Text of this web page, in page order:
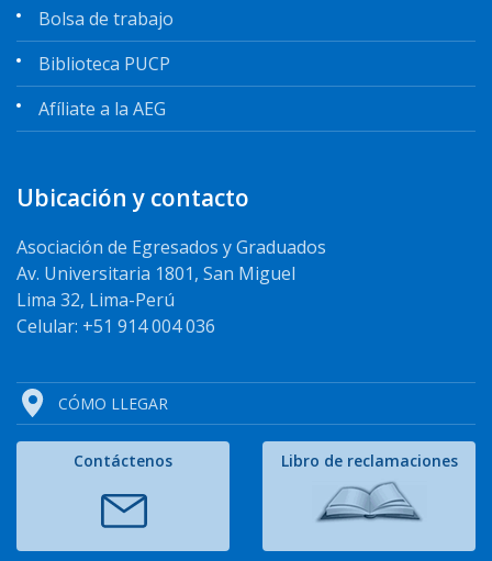
Bolsa de trabajo
Biblioteca PUCP
Afíliate a la AEG
Ubicación y contacto
Asociación de Egresados y Graduados
Av. Universitaria 1801, San Miguel
Lima 32, Lima-Perú
Celular: +51 914 004 036
CÓMO LLEGAR
Contáctenos Libro de reclamaciones